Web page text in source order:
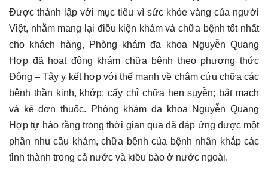
Được thành lập với mục tiêu vì sức khỏe vàng của người
Việt, nhằm mang lại điều kiện khám và chữa bệnh tốt nhất
cho khách hàng, Phòng khám đa khoa Nguyễn Quang
Hợp đã hoạt động khám chữa bệnh theo phương thức
Đông – Tây y kết hợp với thế mạnh về châm cứu chữa các
bệnh thần kinh, khớp; cấy chỉ chữa hen suyễn; bắt mạch
và kê đơn thuốc. Phòng khám đa khoa Nguyễn Quang
Hợp tự hào rằng trong thời gian qua đã đáp ứng được một
phần nhu cầu khám, chữa bệnh của bệnh nhân khắp các
tỉnh thành trong cả nước và kiều bào ở nước ngoài.